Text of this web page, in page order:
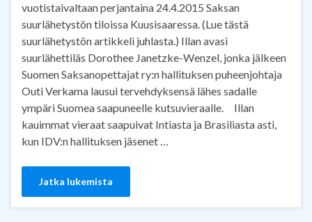
vuotistaivaltaan perjantaina 24.4.2015 Saksan
suurlähetystön tiloissa Kuusisaaressa. (Lue tästä
suurlähetystön artikkeli juhlasta.) Illan avasi
suurlähettiläs Dorothee Janetzke-Wenzel, jonka jälkeen
Suomen Saksanopettajat ry:n hallituksen puheenjohtaja
Outi Verkama lausui tervehdyksensä lähes sadalle
ympäri Suomea saapuneelle kutsuvieraalle. Illan
kauimmat vieraat saapuivat Intiasta ja Brasiliasta asti,
kun IDV:n hallituksen jäsenet …
Jatka lukemista